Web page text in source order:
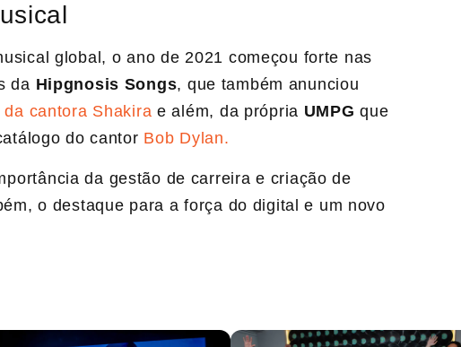
global, o ano de 2021 começou forte nas
da Hipgnosis Songs, que também anunciou
cantora Shakira e além, da própria UMPG que
do cantor Bob Dylan.
da gestão de carreira e criação de
o destaque para a força do digital e um novo